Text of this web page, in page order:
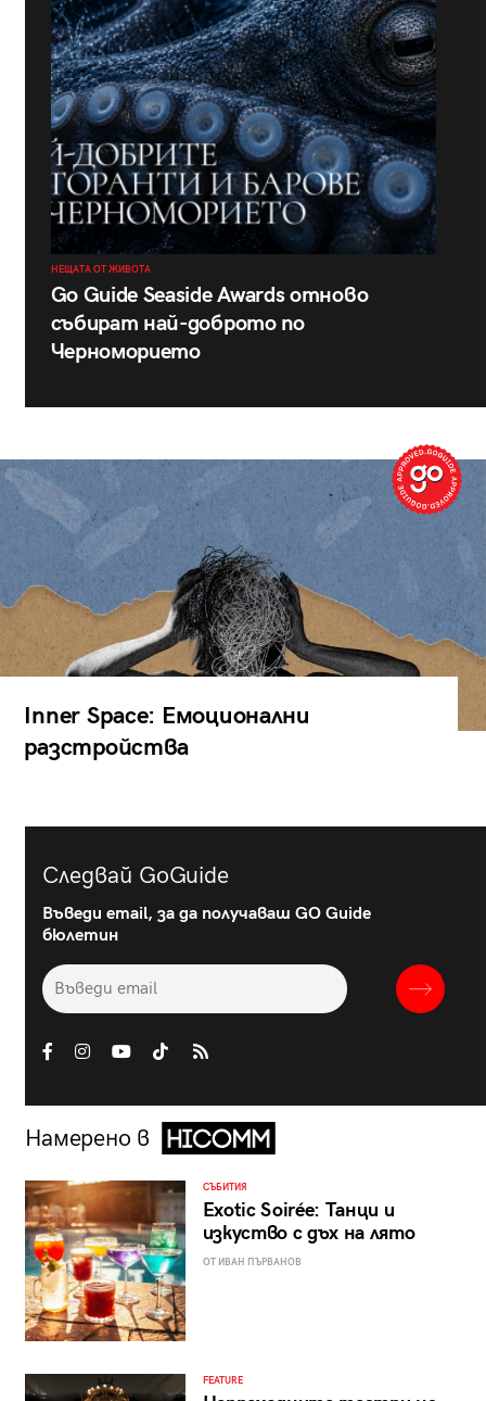
НЕЩАТА ОТ ЖИВОТА
Go Guide Seaside Awards отново
събират най-доброто по
Черноморието
Inner Space: Емоционални
разстройства
Следвай GoGuide
Въведи email, за да получаваш GO Guide
бюлетин
Намерено в
СЪБИТИЯ
Exotic Soirée: Танци и
изкуство с дъх на лято
ОТ ИВАН ПЪРВАНОВ
FEATURE